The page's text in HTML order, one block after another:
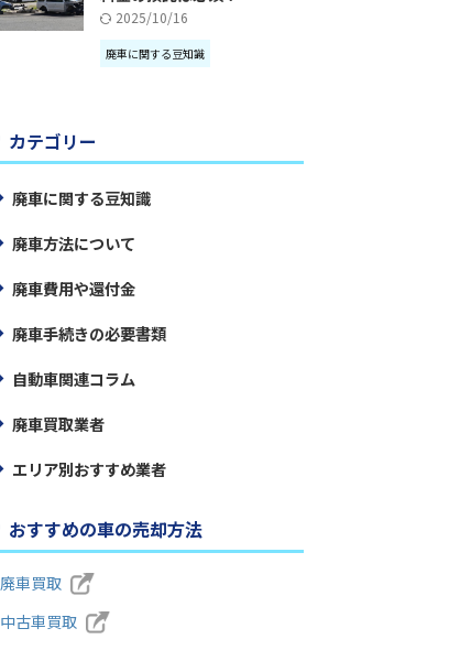
2025/10/16
廃車に関する豆知識
カテゴリー
廃車に関する豆知識
廃車方法について
廃車費用や還付金
廃車手続きの必要書類
自動車関連コラム
廃車買取業者
エリア別おすすめ業者
おすすめの車の売却方法
廃車買取
中古車買取